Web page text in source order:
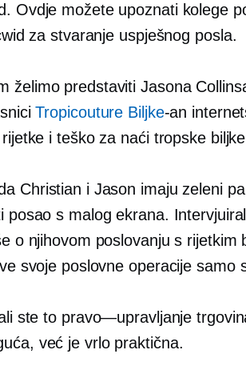
Ovdje možete upoznati kolege
za stvaranje uspješnog posla.
želimo predstaviti Jasona
Tropicouture Biljke-an
i teško za naćitropske
Christian i Jason imaju zeleni
posao s malog ekrana.
o njihovom poslovanju s rijetkim
svoje poslovne operacije samo
ste to pravo—upravljanje
već je vrlo praktična.